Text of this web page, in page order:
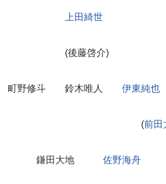
上田綺世
(後藤啓介)
町野修斗 鈴木唯人 伊東純也
(前田
鎌田大地 佐野海舟